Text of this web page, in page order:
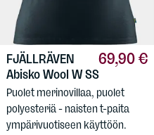
69,90 €
FJÄLLRÄVEN
Abisko Wool W SS
Puolet merinovillaa, puolet
polyesteriä - naisten t-paita
ympärivuotiseen käyttöön.